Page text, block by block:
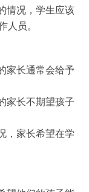
情况，学生应该
人员。
家长通常会给予
家长不期望孩子
，家长希望在学